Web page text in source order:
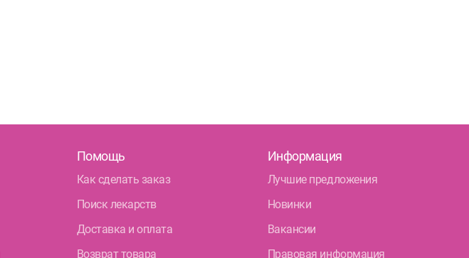
Помощь
Как сделать заказ
Поиск лекарств
Доставка и оплата
Возврат товара
Информация
Лучшие предложения
Новинки
Вакансии
Правовая информация